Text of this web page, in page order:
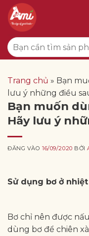
qua
dung
Tìm
kiếm:
Trang chủ » Bạn
lưu ý những điều
Bạn muốn
Hãy lưu ý
ĐĂNG VÀO16/09/2020 BỞI
Sử dụng bơ ở
Bơ chỉ nên được
dùng bơ để chiên